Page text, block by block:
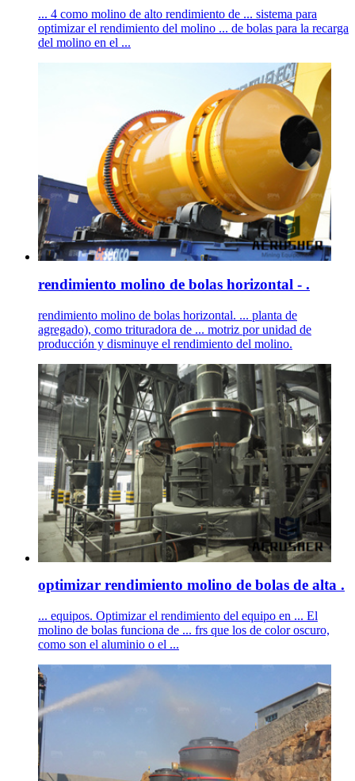
... 4 como molino de alto rendimiento de ... sistema para
optimizar el rendimiento del molino ... de bolas para la recarga
del molino en el ...
rendimiento molino de bolas horizontal - .
rendimiento molino de bolas horizontal. ... planta de
agregado), como trituradora de ... motriz por unidad de
producción y disminuye el rendimiento del molino.
optimizar rendimiento molino de bolas de alta .
... equipos. Optimizar el rendimiento del equipo en ... El
molino de bolas funciona de ... frs que los de color oscuro,
como son el aluminio o el ...